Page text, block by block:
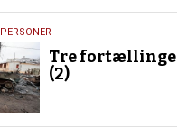
PERSONER
Tre
(2)